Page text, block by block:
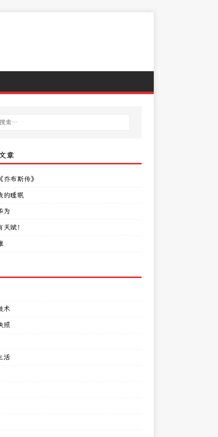
章
乔布斯传》
的睡眠
为
赋！
术
照
活